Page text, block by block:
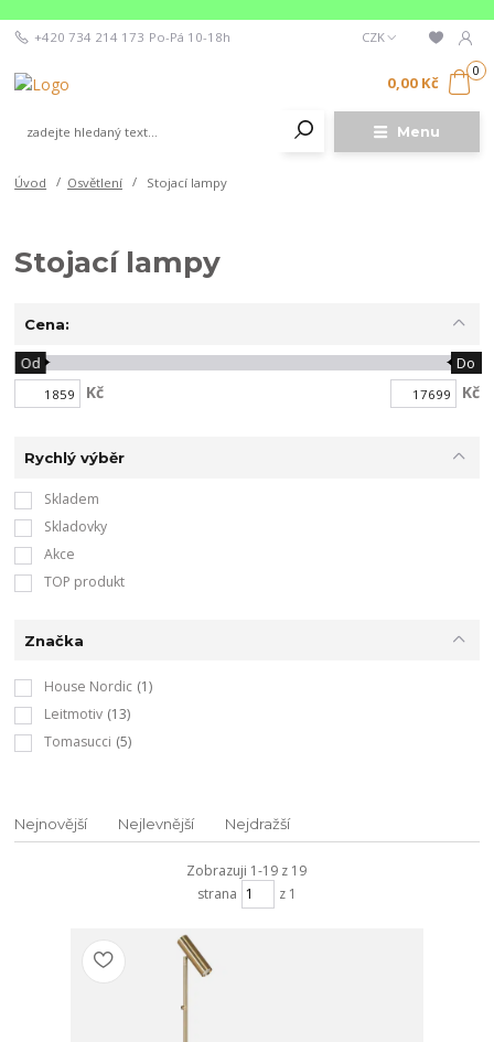
Menu
CZK
+420 734 214 173 Po-Pá 10-18h
0
0,00 Kč
Úvod Osvětlení Stojací lampy
Stojací lampy
Cena:
Kč
Od Do
Kč
Rychlý výběr
Skladem
Skladovky
Akce
TOP produkt
Značka
House Nordic (1)
Leitmotiv (13)
Tomasucci (5)
Nejnovější Nejlevnější Nejdražší
Zobrazuji 1-19 z 19
strana
z 1